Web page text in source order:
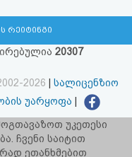
რეიტინგი
20307
2026
სალიცენზიო
უარყოფა
ვერსია ბმულზე
უკეთესი
ჩვენი საიტით
ეთანხმებით